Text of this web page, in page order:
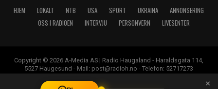
HJEM LOKALT NTB USA SPORT UKRAINA
ANNONSERING
OSS I RADIOEN
INTERVJU PERSONVERN LIVESENTER
Copyright © 2026 A-Media AS | Radio Haugaland - Haraldsgata 114,
5527 Haugesund - Mail: post@radioh.no - Telefon: 52717273
×